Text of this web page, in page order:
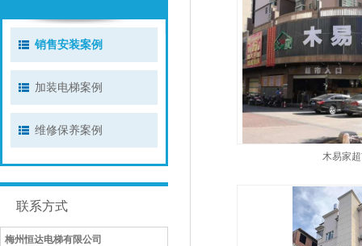
销售安装案例
加装电梯案例
维修保养案例
联系方式
梅州恒达电梯有限公司
木易家